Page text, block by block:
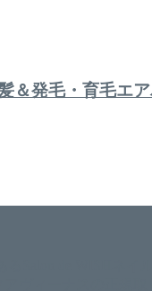
＆発毛・育毛エ